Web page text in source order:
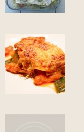
receptentesten
amuse-rouge
judithrecepten
foodie-sophie